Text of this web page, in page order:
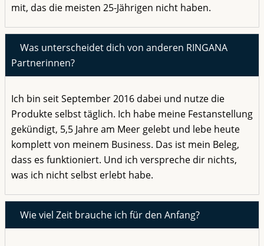
mit, das die meisten 25-Jährigen nicht haben.
Was unterscheidet dich von anderen RINGANA
Partnerinnen?
Ich bin seit September 2016 dabei und nutze die
Produkte selbst täglich. Ich habe meine Festanstellung
gekündigt, 5,5 Jahre am Meer gelebt und lebe heute
komplett von meinem Business. Das ist mein Beleg,
dass es funktioniert. Und ich verspreche dir nichts,
was ich nicht selbst erlebt habe.
Wie viel Zeit brauche ich für den Anfang?